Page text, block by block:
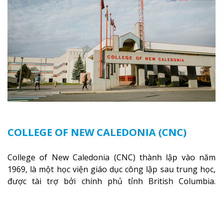
điện thoại di động, không gian xanh để sinh viên tận
hưởng và đỗ xe tại chỗ. Bên kia đường các trung tâm
mua sắm lớn được bao quanh bởi nhiều doanh nghiệp
nhỏ, M College of Canada sẽ mang đến cho sinh viên cơ
hội trải nghiệm những điều tốt nhất mà thành phố
Montreal mang lại.Xem thêm
COLLEGE OF NEW CALEDONIA (CNC)
College of New Caledonia (CNC) thành lập vào năm
1969, là một học viện giáo dục công lập sau trung học,
được tài trợ bởi chính phủ tỉnh British Columbia.